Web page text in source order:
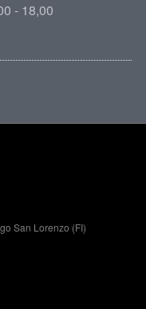
- 18,00
San Lorenzo (FI)